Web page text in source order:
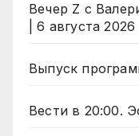
Вечер Z с
| 6 августа
Выпуск
Вести в 20:00.